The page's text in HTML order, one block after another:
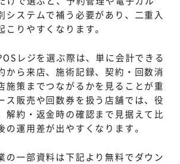
システムで補う必要があり、二重入
こりやすくなります。
レジを選ぶ際は、単に会計できる
から来店、施術記録、契約・回数消
施策までつながるかを見ることが重
ス販売や回数券を扱う店舗では、役
解約・返金時の確認まで見据えて比
の運用差が出やすくなります。
の一部資料は下記より無料でダウン